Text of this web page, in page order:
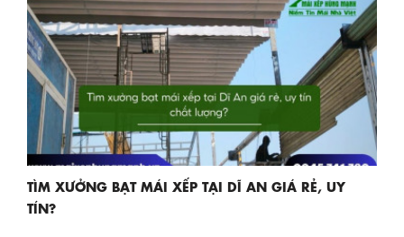
TÌM XƯỞNG BẠT MÁI XẾP TẠI DĨ AN GIÁ RẺ, UY
TÍN?